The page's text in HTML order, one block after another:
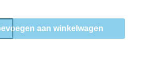
aan winkelwagen